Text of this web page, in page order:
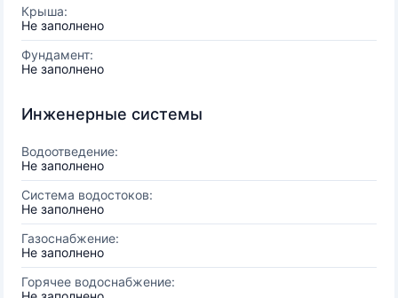
Крыша:
Не заполнено
Фундамент:
Не заполнено
Инженерные системы
Водоотведение:
Не заполнено
Система водостоков:
Не заполнено
Газоснабжение:
Не заполнено
Горячее водоснабжение: